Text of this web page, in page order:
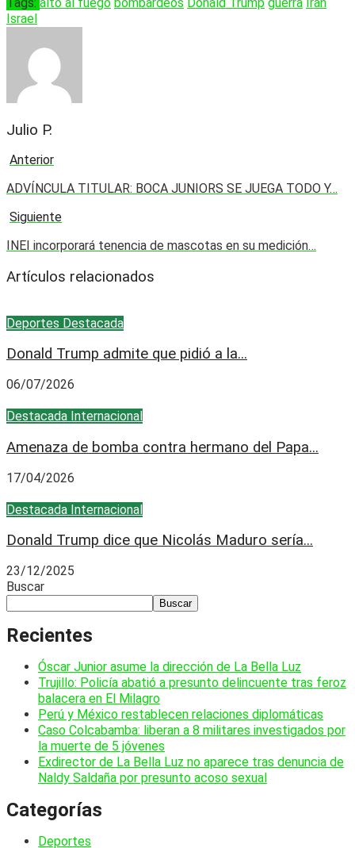
Israel
Julio P.
Anterior
ADVÍNCULA TITULAR: BOCA JUNIORS SE JUEGA TODO Y…
Siguiente
INEI incorporará tenencia de mascotas en su medición…
Artículos relacionados
Deportes Destacada
Donald Trump admite que pidió a la...
06/07/2026
Destacada Internacional
Amenaza de bomba contra hermano del Papa...
17/04/2026
Destacada Internacional
Donald Trump dice que Nicolás Maduro sería...
23/12/2025
Buscar
Buscar
Recientes
Óscar Junior asume la dirección de La Bella Luz
Trujillo: Policía abatió a presunto delincuente tras feroz
balacera en El Milagro
Perú y México restablecen relaciones diplomáticas
Caso Colcabamba: liberan a 8 militares investigados por
la muerte de 5 jóvenes
Exdirector de La Bella Luz no aparece tras denuncia de
Naldy Saldaña por presunto acoso sexual
Categorías
Deportes